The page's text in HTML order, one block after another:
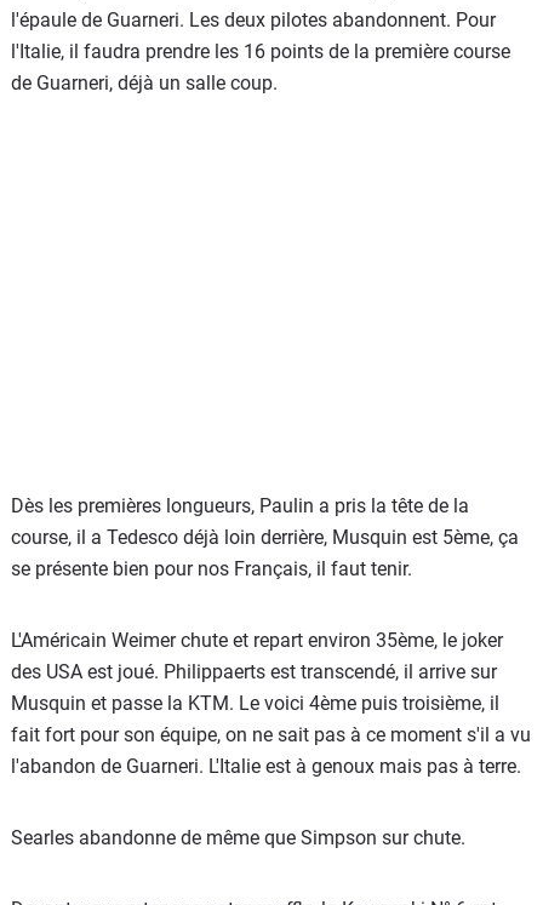
l'épaule de Guarneri. Les deux pilotes abandonnent. Pour
l'Italie, il faudra prendre les 16 points de la première course
de Guarneri, déjà un salle coup.
Dès les premières longueurs, Paulin a pris la tête de la
course, il a Tedesco déjà loin derrière, Musquin est 5ème, ça
se présente bien pour nos Français, il faut tenir.
L'Américain Weimer chute et repart environ 35ème, le joker
des USA est joué. Philippaerts est transcendé, il arrive sur
Musquin et passe la KTM. Le voici 4ème puis troisième, il
fait fort pour son équipe, on ne sait pas à ce moment s'il a vu
l'abandon de Guarneri. L'Italie est à genoux mais pas à terre.
Searles abandonne de même que Simpson sur chute.